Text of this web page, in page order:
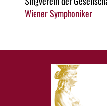
Wiener Symphoniker